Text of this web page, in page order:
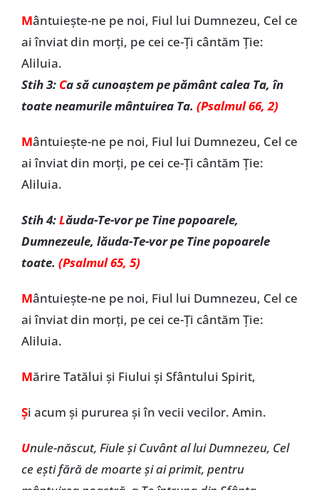
Mântuiește-ne pe noi, Fiul lui Dumnezeu, Cel ce
ai înviat din morți, pe cei ce-Ți cântăm Ție:
Aliluia.
Stih 3: Ca să cunoaștem pe pământ calea Ta, în
toate neamurile mântuirea Ta. (Psalmul 66, 2)
Mântuiește-ne pe noi, Fiul lui Dumnezeu, Cel ce
ai înviat din morți, pe cei ce-Ți cântăm Ție:
Aliluia.
Stih 4:Lăuda-Te-vor pe Tine popoarele,
Dumnezeule, lăuda-Te-vor pe Tine popoarele
toate. (Psalmul 65, 5)
Mântuiește-ne pe noi, Fiul lui Dumnezeu, Cel ce
ai înviat din morți, pe cei ce-Ți cântăm Ție:
Aliluia.
Mărire Tatălui și Fiului și Sfântului Spirit,
Și acum și pururea și în vecii vecilor. Amin.
Unule-născut, Fiule și Cuvânt al lui Dumnezeu, Cel
ce ești fără de moarte și ai primit, pentru